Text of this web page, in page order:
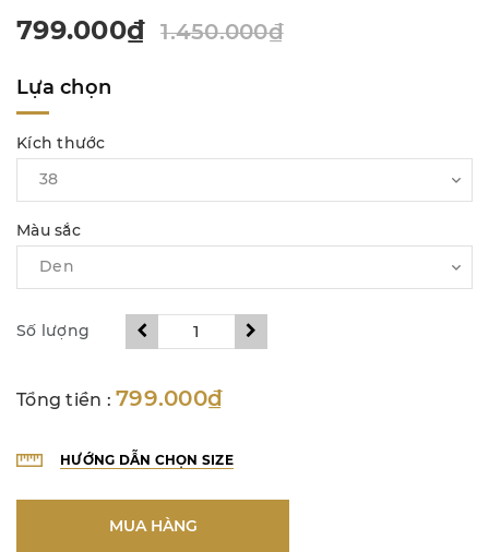
799.000₫ 1.450.000₫
Lựa chọn
Kích thước
Màu sắc
Số lượng
Tổng tiền : 799.000₫
HƯỚNG DẪN CHỌN SIZE
MUA HÀNG